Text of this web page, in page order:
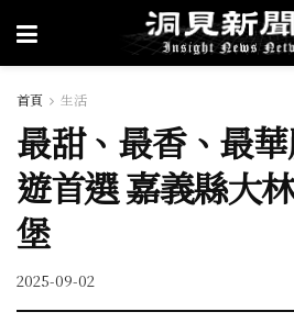
首頁 生活
最甜、最香、最
遊首選 嘉義縣大
堡
2025-09-02